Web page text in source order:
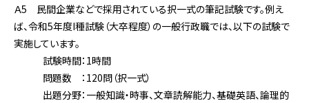
Ａ5 民間企業などで採用されている択一式の筆記試験です。例え
ば、令和5年度I種試験（大卒程度）の一般行政職では、以下の試験で
実施しています。
試験時間：1時間
問題数 ：120問（択一式）
出題分野：一般知識・時事、文章読解能力、基礎英語、論理的